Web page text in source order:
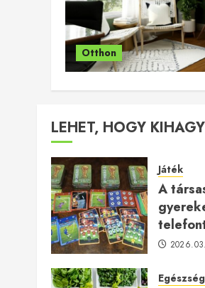
Otthon
LEHET, HOGY
Játék
A
Egészség